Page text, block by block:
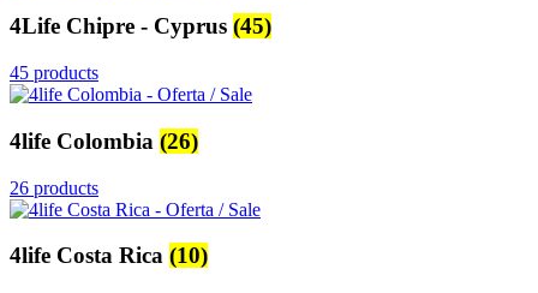
4Life Chipre - Cyprus (45)
45 products
4life Colombia (26)
26 products
4life Costa Rica (10)